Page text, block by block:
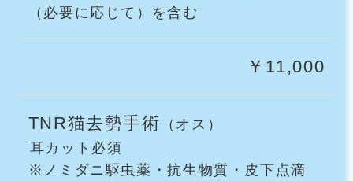
（必要に応じて）を含む
￥11,000
TNR猫去勢手術 （オス）
耳カット必須
※ノミダニ駆虫薬・抗生物質・皮下点滴